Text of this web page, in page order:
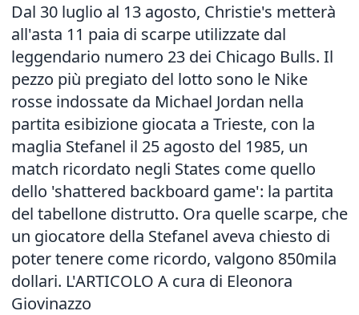
Dal 30 luglio al 13 agosto, Christie's metterà
all'asta 11 paia di scarpe utilizzate dal
leggendario numero 23 dei Chicago Bulls. Il
pezzo più pregiato del lotto sono le Nike
rosse indossate da Michael Jordan nella
partita esibizione giocata a Trieste, con la
maglia Stefanel il 25 agosto del 1985, un
match ricordato negli States come quello
dello 'shattered backboard game': la partita
del tabellone distrutto. Ora quelle scarpe, che
un giocatore della Stefanel aveva chiesto di
poter tenere come ricordo, valgono 850mila
dollari. L'ARTICOLO A cura di Eleonora
Giovinazzo